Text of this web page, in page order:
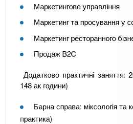
Маркетингове управління
Маркетинг та просування у
Маркетинг ресторанного
Продаж B2C
Додатково практичні заняття:
148 ак години)
Барна справа: міксологія та
практика)